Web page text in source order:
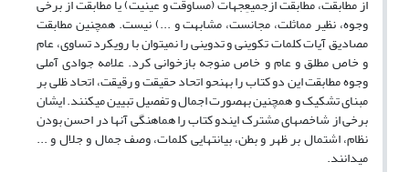
از مطابقت، مطابقت ازجمیعِ‏جهات (مساوقت و عینیت) یا مطابقت از برخی
وجوه، نظیر مماثلت، مجانست، مشابهت و ...) نیست. همچنین مطابقت
مصادیق آیات کلمات تکوینی و تدوینی را نمی‏توان با رویکرد تساوی، عام
و خاص مطلق و عام و خاص من‏وجه بازخوانی کرد. علامه جوادی آملی
وجوه مطابقت این دو کتاب را به‏نحو اتحاد حقیقت و رقیقت، اتحاد ظلی بر
مبنای تشکیک و همچنین به‏صورت اجمال و تفصیل تبیین می‏کنند. ایشان
برخی از شاخص‏های مشترک این‏دو کتاب را هماهنگی آن‏ها در احسن بودن
نظام، اشتمال بر ظهر و بطن، بی‏انتهایی کلمات، وصف جمال و جلال و ...
می‏دانند.